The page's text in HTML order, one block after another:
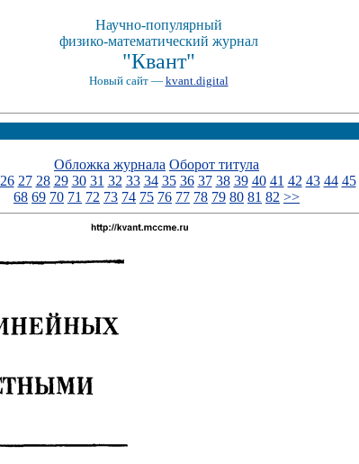
Научно-популярный
физико-математический журнал
"Квант"
Новый сайт — kvant.digital
Обложка журнала Оборот титула
26 27 28 29 30 31 32 33 34 35 36 37 38 39 40 41 42 43 44 45
68 69 70 71 72 73 74 75 76 77 78 79 80 81 82 >>